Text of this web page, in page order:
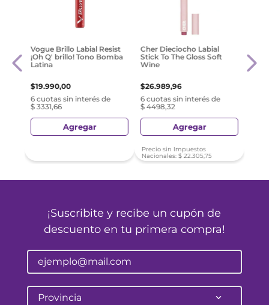
Vogue Brillo Labial Resist
¡Oh Q' brillo! Tono Bomba
Latina
$19.990,00
6 cuotas sin interés de
$ 3331,66
Agregar
Cher Dieciocho Labial
Stick To The Gloss Soft
Wine
$26.989,96
6 cuotas sin interés de
$ 4498,32
Agregar
Precio sin Impuestos
Nacionales: $ 22.305,75
¡Suscribite y recibe un cupón de
descuento en tu primera compra!
Provincia